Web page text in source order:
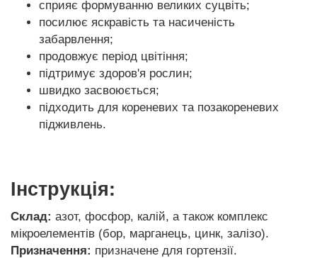
сприяє формуванню великих суцвіть;
посилює яскравість та насиченість
забарвлення;
продовжує період цвітіння;
підтримує здоров'я рослин;
швидко засвоюється;
підходить для кореневих та позакореневих
підживлень.
Інструкція:
Склад: азот, фосфор, калій, а також комплекс
мікроелементів (бор, марганець, цинк, залізо).
Призначення: призначене для гортензії.